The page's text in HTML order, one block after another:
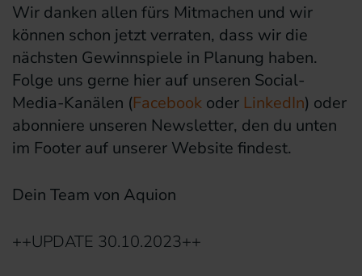
Wir danken allen fürs Mitmachen und wir
können schon jetzt verraten, dass wir die
nächsten Gewinnspiele in Planung haben.
Folge uns gerne hier auf unseren Social-
Media-Kanälen (Facebook oder LinkedIn) oder
abonniere unseren Newsletter, den du unten
im Footer auf unserer Website findest.
Dein Team von Aquion
++UPDATE 30.10.2023++